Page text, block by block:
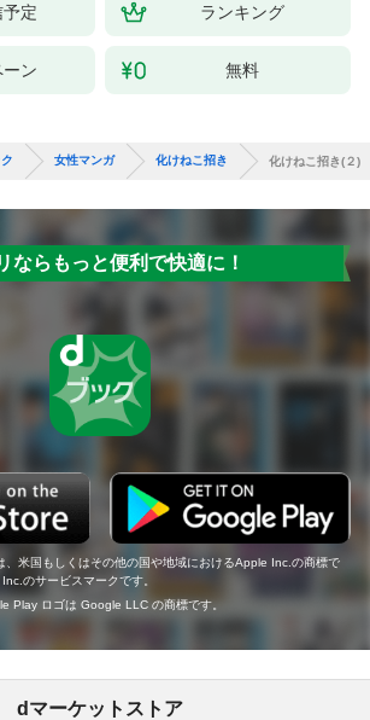
定 ランキング
ン 無料
女性マンガ 化けねこ招き 化けねこ招き(２)
ならもっと便利で快適に！
米国もしくはその他の国や地域におけるApple Inc.の商標で
のサービスマークです。
Play ロゴは Google LLC の商標です。
dマーケットストア